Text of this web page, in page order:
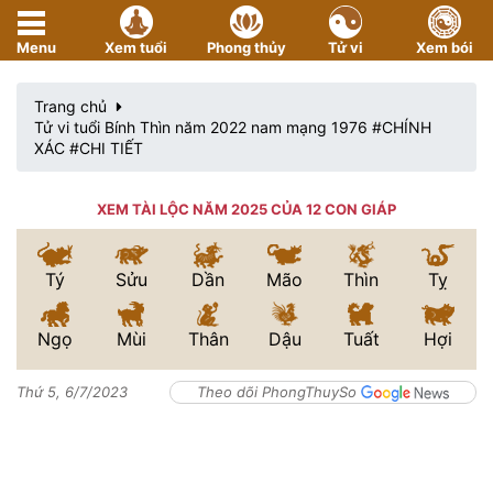
Menu Xem tuổi Phong thủy Tử vi Xem bói
Trang chủ
Tử vi tuổi Bính Thìn năm 2022 nam mạng 1976 #CHÍNH
XÁC #CHI TIẾT
XEM TÀI LỘC NĂM 2025 CỦA 12 CON GIÁP
Tý Sửu Dần Mão Thìn Tỵ
Ngọ Mùi Thân Dậu Tuất Hợi
Thứ 5, 6/7/2023 Theo dõi PhongThuySo